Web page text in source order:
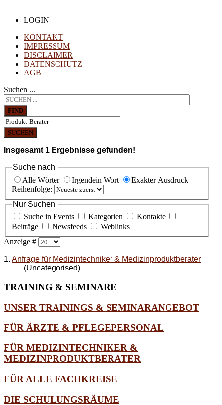
LOGIN
KONTAKT
IMPRESSUM
DISCLAIMER
DATENSCHUTZ
AGB
Suchen ...
FIND
SUCHEN
Insgesamt 1 Ergebnisse gefunden!
Suche nach:
Alle Wörter
Irgendein Wort
Exakter Ausdruck
Reihenfolge:
Nur Suchen:
Suche in Events
Kategorien
Kontakte
Beiträge
Newsfeeds
Weblinks
Anzeige #
1. Anfrage für Medizintechniker & Medizinproduktberater
(Uncategorised)
TRAINING & SEMINARE
UNSER TRAININGS & SEMINARANGEBOT
FÜR ÄRZTE & PFLEGEPERSONAL
FÜR MEDIZINTECHNIKER &
MEDIZINPRODUKTBERATER
FÜR ALLE FACHKREISE
DIE SCHULUNGSRÄUME